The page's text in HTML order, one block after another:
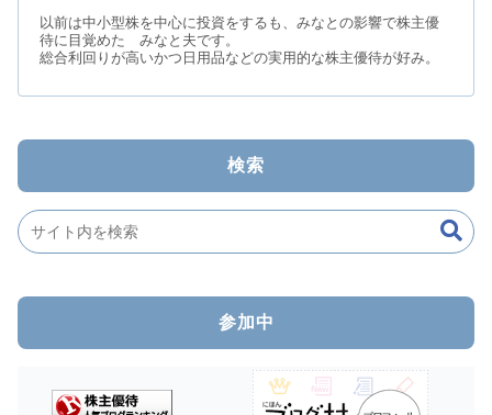
以前は中小型株を中心に投資をするも、みなとの影響で株主優
待に目覚めた みなと夫です。
総合利回りが高いかつ日用品などの実用的な株主優待が好み。
検索
参加中